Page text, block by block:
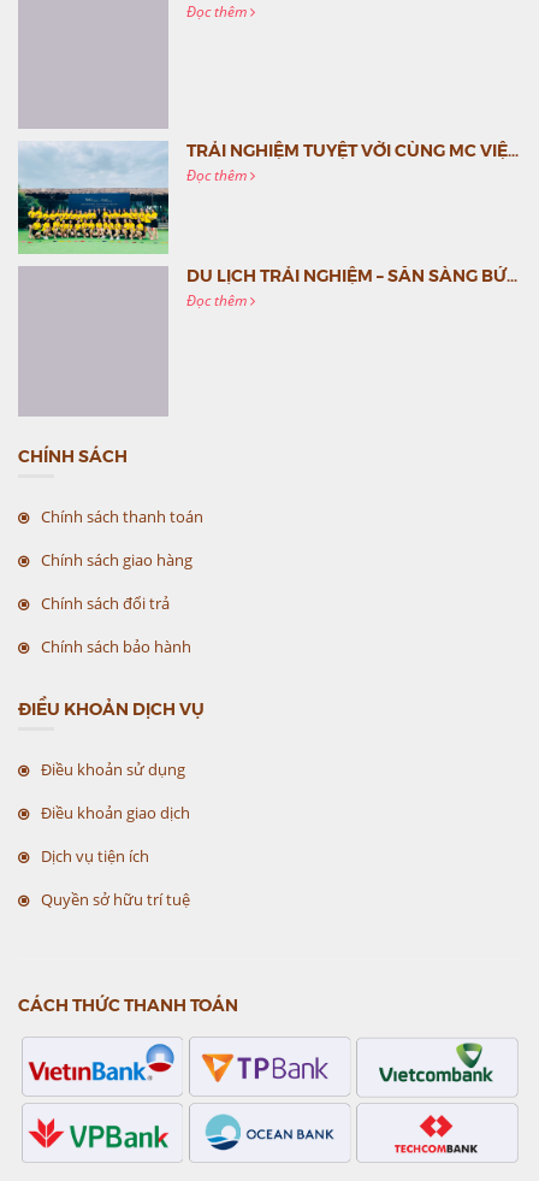
Đọc thêm
TRẢI NGHIỆM TUYỆT VỜI CÙNG MC VIỆT NAM
Đọc thêm
DU LỊCH TRẢI NGHIỆM – SẴN SÀNG BỨT PHÁ CÙNG MC VIỆT NAM
Đọc thêm
CHÍNH SÁCH
Chính sách thanh toán
Chính sách giao hàng
Chính sách đổi trả
Chính sách bảo hành
ĐIỀU KHOẢN DỊCH VỤ
Điều khoản sử dụng
Điều khoản giao dịch
Dịch vụ tiện ích
Quyền sở hữu trí tuệ
CÁCH THỨC THANH TOÁN